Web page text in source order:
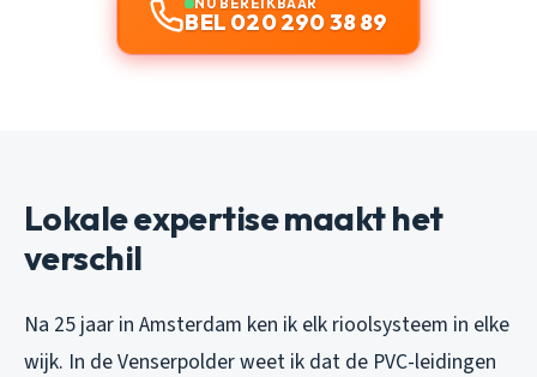
BEL 020 290 38 89
Lokale expertise maakt het
verschil
Na 25 jaar in Amsterdam ken ik elk rioolsysteem in elke
wijk. In de Venserpolder weet ik dat de PVC-leidingen